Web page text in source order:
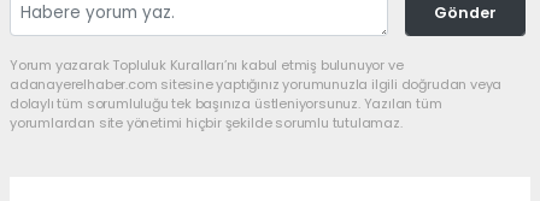
Gönder
Yorum yazarak Topluluk Kuralları’nı kabul etmiş bulunuyor ve
adanayerelhaber.com sitesine yaptığınız yorumunuzla ilgili doğrudan veya
dolaylı tüm sorumluluğu tek başınıza üstleniyorsunuz. Yazılan tüm
yorumlardan site yönetimi hiçbir şekilde sorumlu tutulamaz.